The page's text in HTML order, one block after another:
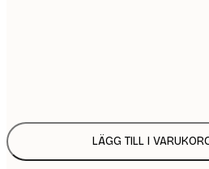
LÄGG TILL I